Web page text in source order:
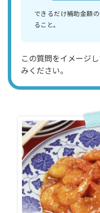
できるだけ補助金額
ること。
この質問をイメージ
みください。